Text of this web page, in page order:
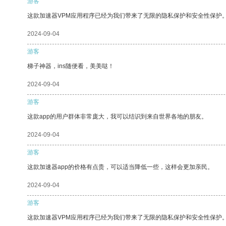
这款加速器VPM应用程序已经为我们带来了无限的隐私保护和安全性保护
2024-09-04
游客
梯子神器，ins随便看，美美哒！
2024-09-04
游客
这款app的用户群体非常庞大，我可以结识到来自世界各地的朋友。
2024-09-04
游客
这款加速器app的价格有点贵，可以适当降低一些，这样会更加亲民。
2024-09-04
游客
这款加速器VPM应用程序已经为我们带来了无限的隐私保护和安全性保护